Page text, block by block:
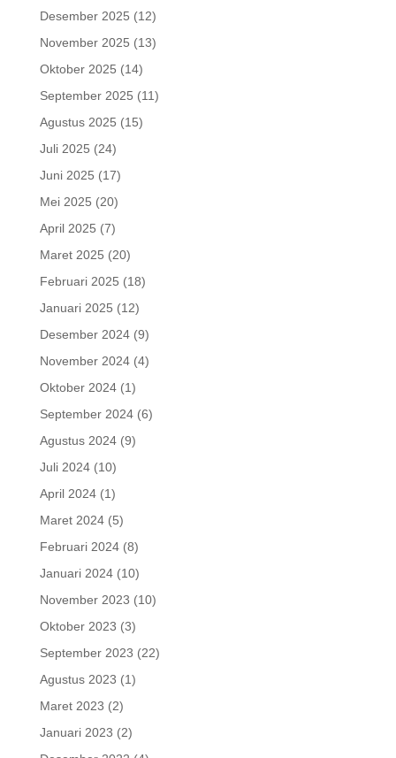
Desember 2025 (12)
November 2025 (13)
Oktober 2025 (14)
September 2025 (11)
Agustus 2025 (15)
Juli 2025 (24)
Juni 2025 (17)
Mei 2025 (20)
April 2025 (7)
Maret 2025 (20)
Februari 2025 (18)
Januari 2025 (12)
Desember 2024(9)
November 2024(4)
Oktober 2024(1)
September 2024(6)
Agustus 2024(9)
Juli 2024(10)
April 2024(1)
Maret 2024(5)
Februari 2024(8)
Januari 2024(10)
November 2023 (10)
Oktober 2023 (3)
September 2023 (22)
Agustus 2023 (1)
Maret 2023 (2)
Januari 2023 (2)